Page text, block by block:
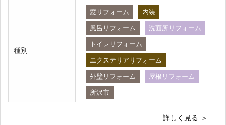
種別
窓リフォーム 内装
風呂リフォーム 洗面所リフォーム
トイレリフォーム
エクステリアリフォーム
外壁リフォーム 屋根リフォーム
所沢市
詳しく見る